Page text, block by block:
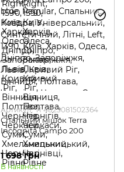
Артикул: TI 4823081502364
Спальний мішок Terra
Incognita Campo 200
1 698 грн
В наявності